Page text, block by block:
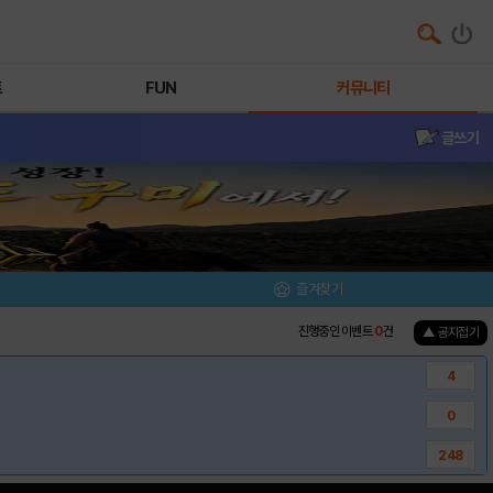
FUN 커뮤니티
글쓰기
즐겨찾기
진행중인 이벤트0건 ▲ 공지접기
4
0
248